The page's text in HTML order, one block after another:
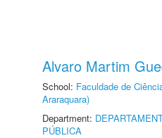
Alvaro Martim
School: Faculdade de
Araraquara)
Department:
PÚBLICA